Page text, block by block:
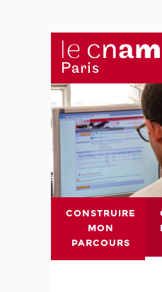
CONSTRUIRE
MON
PARCOURS